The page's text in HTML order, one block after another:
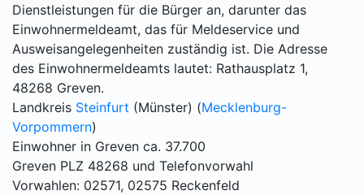
Dienstleistungen für die Bürger an, darunter das
Einwohnermeldeamt, das für Meldeservice und
Ausweisangelegenheiten zuständig ist. Die Adresse
des Einwohnermeldeamts lautet: Rathausplatz 1,
48268 Greven.
Landkreis Steinfurt (Münster) (Mecklenburg-
Vorpommern)
Einwohner in Greven ca. 37.700
Greven PLZ 48268 und Telefonvorwahl
Vorwahlen: 02571, 02575 Reckenfeld